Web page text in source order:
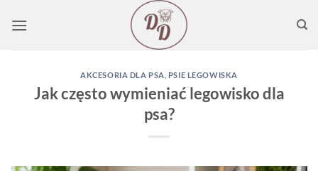
AKCESORIA DLA PSA PSIE LEGOWISKA
Jak często wymieniać legowisko dla
psa?